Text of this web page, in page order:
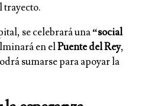
trayecto.
se celebrará una“social
en elPuente del Rey,
sumarse para apoyar la